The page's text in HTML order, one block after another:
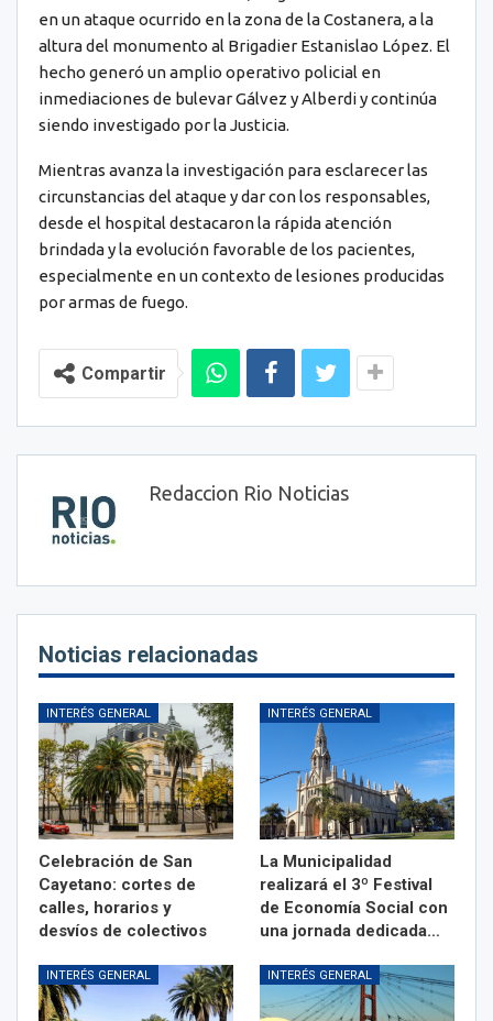
en un ataque ocurrido en la zona de la Costanera, a la
altura del monumento al Brigadier Estanislao López. El
hecho generó un amplio operativo policial en
inmediaciones de bulevar Gálvez y Alberdi y continúa
siendo investigado por la Justicia.
Mientras avanza la investigación para esclarecer las
circunstancias del ataque y dar con los responsables,
desde el hospital destacaron la rápida atención
brindada y la evolución favorable de los pacientes,
especialmente en un contexto de lesiones producidas
por armas de fuego.
Compartir
Redaccion Rio Noticias
Noticias relacionadas
INTERÉS GENERAL
Celebración de San
Cayetano: cortes de
calles, horarios y
desvíos de colectivos
INTERÉS GENERAL
La Municipalidad
realizará el 3º Festival
de Economía Social con
una jornada dedicada…
INTERÉS GENERAL INTERÉS GENERAL